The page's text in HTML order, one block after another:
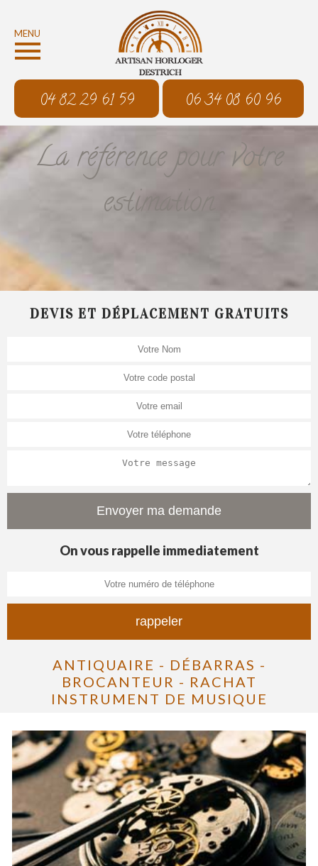
MENU
04 82 29 61 59 06 34 08 60 96
La référence pour votre
estimation
DEVIS ET DÉPLACEMENT GRATUITS
On vous rappelle immediatement
ANTIQUAIRE - DÉBARRAS -
BROCANTEUR - RACHAT
INSTRUMENT DE MUSIQUE